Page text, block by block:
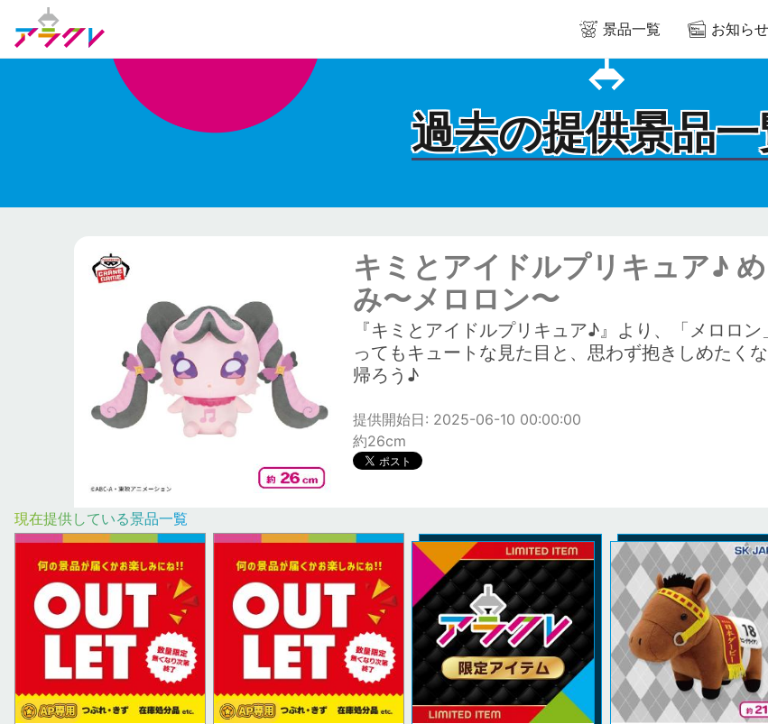
景品一覧 お知らせ
過去の提供景品
キミとアイドルプリキュア♪
み〜メロロン〜
『キミとアイドルプリキュア♪』より、「メロロ
ってもキュートな見た目と、思わず抱きしめたく
帰ろう♪
提供開始日: 2025-06-10 00:00:00
約26cm
現在提供している景品一覧